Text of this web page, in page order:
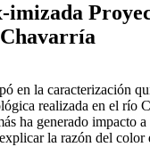
imizada
en la caracterización
realizada en el río
ha generado impacto
la razón del color